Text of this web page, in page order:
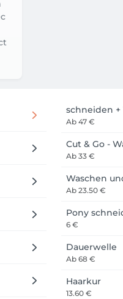
schneiden +
Ab 47 €
Cut & Go -
Ab 33 €
Waschen
Ab 23.50 €
Pony
6 €
Dauerwelle
Ab 68 €
Haarkur
13.60 €